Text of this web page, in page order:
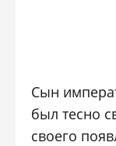
Сын
был тесно
своего